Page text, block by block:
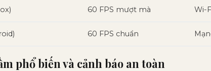
60 FPS mượt mà Wi-
60 FPS chuẩn
phổ biến và cảnh báo an toàn